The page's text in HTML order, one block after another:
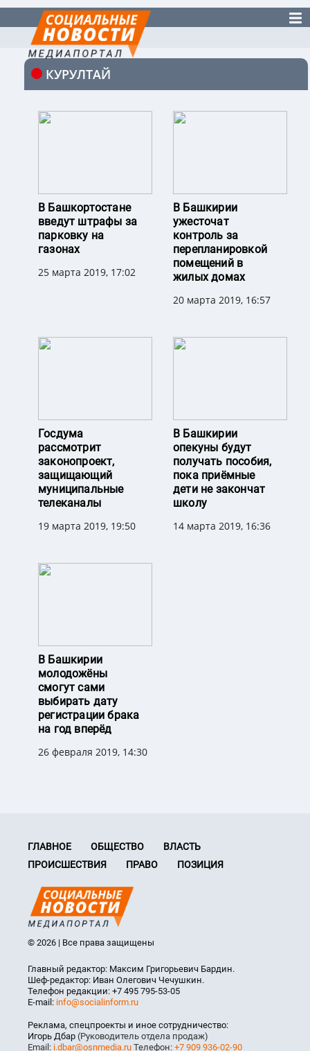
КУРУЛТАЙ
В Башкортостане
введут штрафы за
парковку на
газонах
25 марта 2019, 17:02
В Башкирии
ужесточат
контроль за
перепланировкой
помещений в
жилых домах
20 марта 2019, 16:57
Госдума
рассмотрит
законопроект,
защищающий
муниципальные
телеканалы
19 марта 2019, 19:50
В Башкирии
опекуны будут
получать пособия,
пока приёмные
дети не закончат
школу
14 марта 2019, 16:36
В Башкирии
молодожёны
смогут сами
выбирать дату
регистрации брака
на год вперёд
26 февраля 2019, 14:30
ГЛАВНОЕ ОБЩЕСТВО
ВЛАСТЬ
ПРОИСШЕСТВИЯ
ПРАВО ПОЗИЦИЯ
© 2026 | Все права защищены
Главный редактор: Максим Григорьевич Бардин.
Шеф-редактор: Иван Олегович Чечушкин.
Телефон редакции: +7 495 795-53-05
E-mail: info@socialinform.ru
Реклама, спецпроекты и иное сотрудничество:
Игорь Дбар (Руководитель отдела продаж)
Email: i.dbar@osnmedia.ru Телефон: +7 909 936-02-90